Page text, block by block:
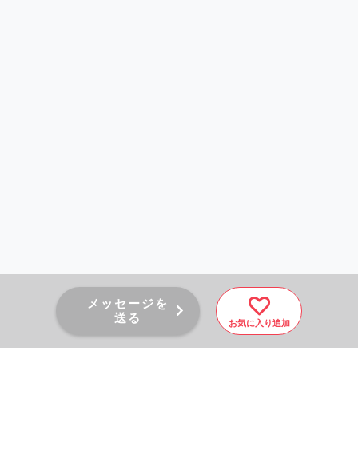
メッセージを
送る
お気に入り追加